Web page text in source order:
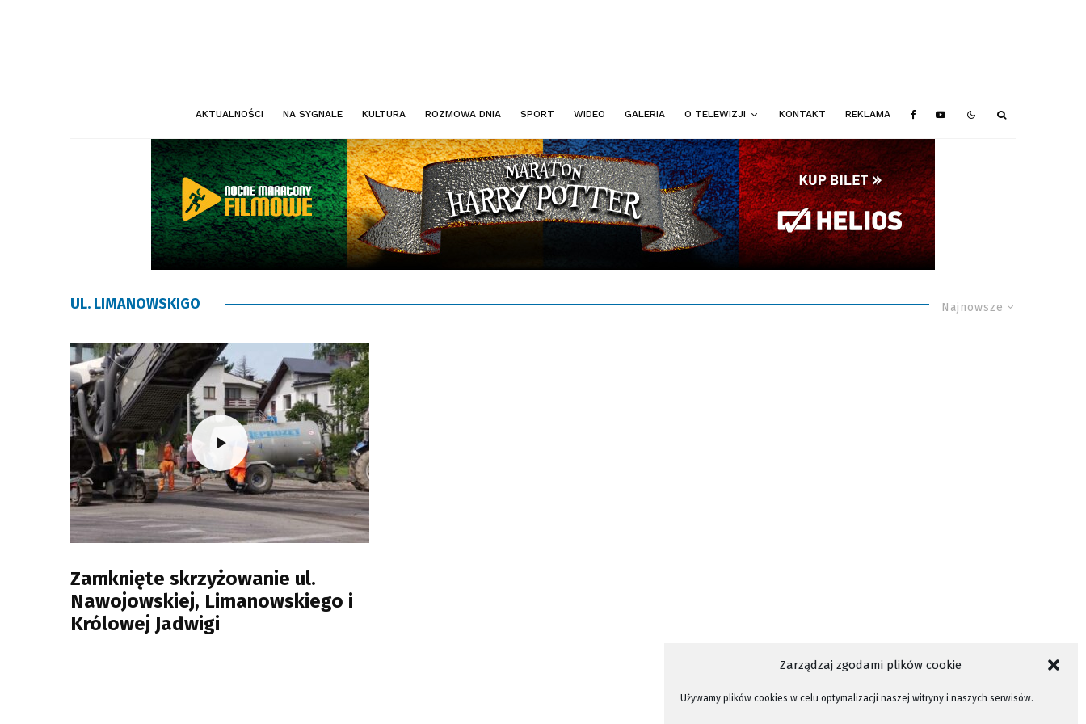
Zarządzaj zgodami plików cookie
Używamy plików cookies w celu optymalizacji naszej witryny i naszych serwisów.
AKTUALNOŚCI NA SYGNALE KULTURA ROZMOWA DNIA SPORT WIDEO GALERIA O TELEWIZJI KONTAKT REKLAMA
Najnowsze
UL. LIMANOWSKIGO
Zamknięte skrzyżowanie ul.
Nawojowskiej, Limanowskiego i
Królowej Jadwigi